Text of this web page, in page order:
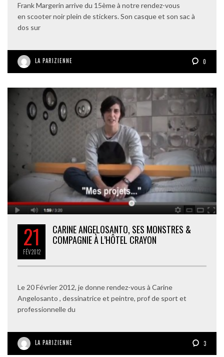
Frank Margerin arrive du 15ème à notre rendez-vous
en scooter noir plein de stickers. Son casque et son sac à
dos sur
LA PARIZIENNE 0
21
FÉV2012
CARINE ANGELOSANTO, SES MONSTRES &
COMPAGNIE À L’HÔTEL CRAYON
Le 20 Février 2012, je donne rendez-vous à Carine
Angelosanto , dessinatrice et peintre, prof de sport et
professionnelle du
LA PARIZIENNE 3